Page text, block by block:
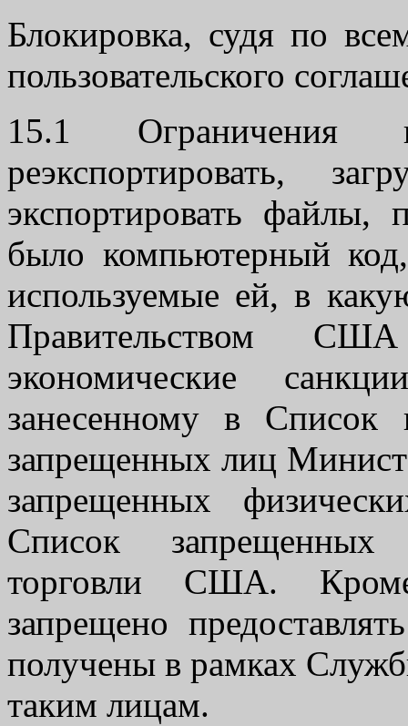
Блокировка, судя по
пользовательского
15.1 Ограничения
реэкспортировать,
экспортировать
было компьютерный
используемые ей, в
Правительством
экономические
занесенному в Список
запрещенных лиц
запрещенных
Список запрещенных
торговли США.
запрещено
получены в рамках
таким лицам.